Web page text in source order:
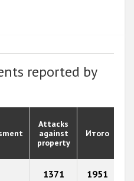
reported by
Attacks
against
property
Итого
1371 1951